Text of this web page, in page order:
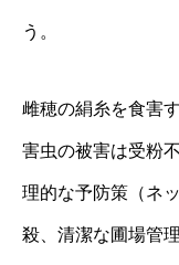
う。
雌穂の絹糸を食害
害虫の被害は受粉
理的な予防策（ネ
殺、清潔な圃場管